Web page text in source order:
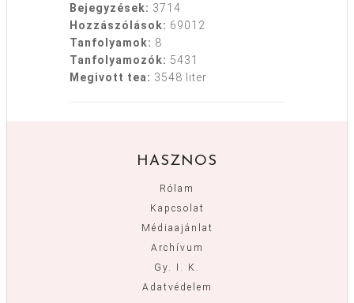
Bejegyzések: 3714
Hozzászólások: 69012
Tanfolyamok: 8
Tanfolyamozók: 5431
Megivott tea: 3548 liter
HASZNOS
Rólam
Kapcsolat
Médiaajánlat
Archívum
Gy. I. K.
Adatvédelem